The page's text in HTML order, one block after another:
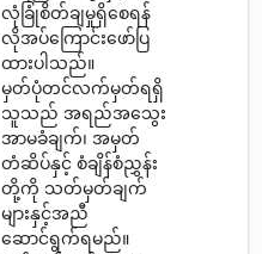
လုံခြုံစိတ်ချမှုရှိစေရန်
လိုအပ်ကြောင်းဖော်ပြ
ထားပါသည်။
မှတ်ပုံတင်လက်မှတ်ရရှိ
သူသည် အရည်အသွေး
အာမခံချက်၊ အမှတ်
တံဆိပ်နှင့် စံချိန်စံညွှန်း
တို့ကို သတ်မှတ်ချက်
များနှင့်အညီ
ဆောင်ရွက်ရမည်။